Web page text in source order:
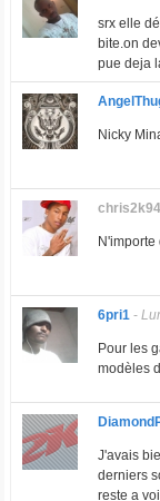
srx elle
bite.on
pue deja
Nicky
chris2k94
N'importe
6pri1 -
Pour les
modèles
J'avais
derniers
reste a